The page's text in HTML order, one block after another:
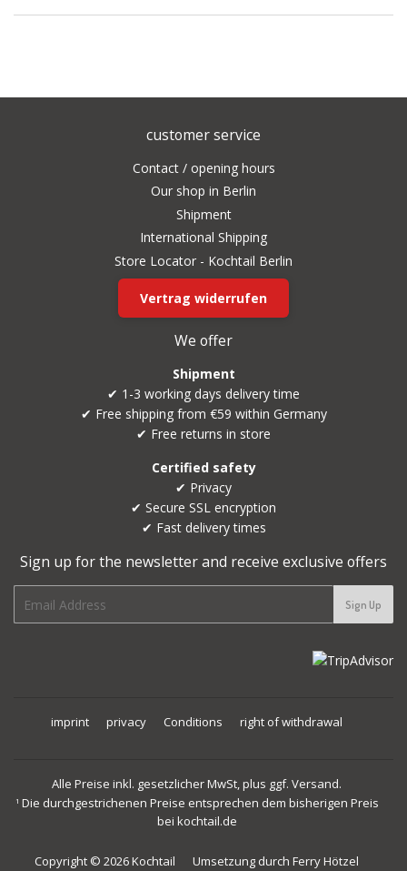
customer service
Contact / opening hours
Our shop in Berlin
Shipment
International Shipping
Store Locator - Kochtail Berlin
Vertrag widerrufen
We offer
Shipment
✔ 1-3 working days delivery time
✔ Free shipping from €59 within Germany
✔ Free returns in store
Certified safety
✔ Privacy
✔ Secure SSL encryption
✔ Fast delivery times
Sign up for the newsletter and receive exclusive offers
mail
Sign Up
imprint privacy Conditions right of withdrawal
Alle Preise inkl. gesetzlicher MwSt, plus ggf. Versand.
1 Die durchgestrichenen Preise entsprechen dem bisherigen Preis
bei kochtail.de
Copyright © 2026Kochtail Umsetzung durch Ferry Hötzel